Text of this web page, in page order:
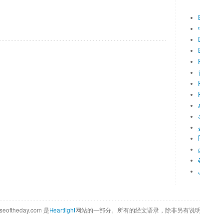
是Heartlight网站的一部分。所有的经文语录，除非另有说